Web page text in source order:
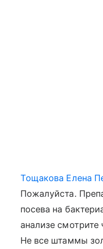
Тощакова Елена
Пожалуйста.
посева на
анализе смотрите
Не все штаммы